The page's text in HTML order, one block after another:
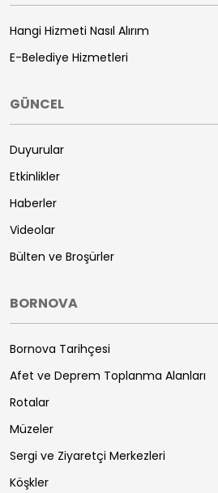
Hangi Hizmeti Nasıl Alırım
E-Belediye Hizmetleri
GÜNCEL
Duyurular
Etkinlikler
Haberler
Videolar
Bülten ve Broşürler
BORNOVA
Bornova Tarihçesi
Afet ve Deprem Toplanma Alanları
Rotalar
Müzeler
Sergi ve Ziyaretçi Merkezleri
Köşkler